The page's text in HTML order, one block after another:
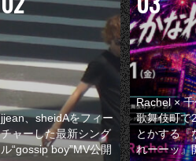
jjean、sheidAをフィー
チャーした最新シング
ル“gossip boy”MV公開
Rachel ×
歌舞伎町で
とかする『
れーーッ』